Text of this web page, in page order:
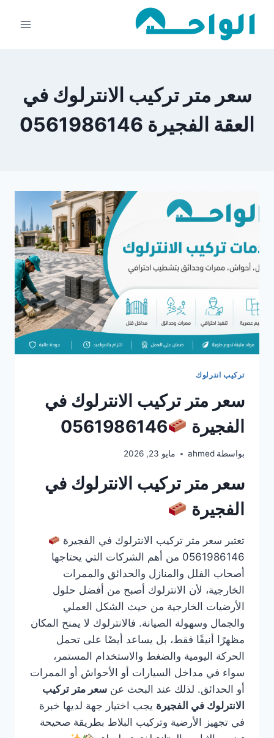
سعر متر تركيب الانترلوك في
العقة الفجيرة 0561986146
تركيب انترلوك
سعر متر تركيب الانترلوك في
الفجيرة
0561986146
بواسطة ahmed مايو 23, 2026
سعر متر تركيب الانترلوك في
الفجيرة
تعتبر سعر متر تركيب الانترلوك في الفجيرة
0561986146 من أهم الشركات التي يحتاجها
أصحاب الفلل والمنازل والحدائق والممرات
الخارجية، لأن الانترلوك أصبح من أفضل حلول
الأرضيات الخارجية من حيث الشكل العملي
والجمال وسهولة الصيانة. فالانترلوك لا يمنح المكان
مظهرًا أنيقًا فقط، بل يساعد أيضًا على تحمل
الحركة اليومية والضغط والاستخدام المستمر،
سواء في مداخل السيارات أو الأحواش أو الممرات
أو الحدائق. لذلك عند البحث عن سعر متر تركيب
الانترلوك في الفجيرة يجب اختيار جهة لديها خبرة
في تجهيز الأرضية وتركيب البلاط بطريقة صحيحة